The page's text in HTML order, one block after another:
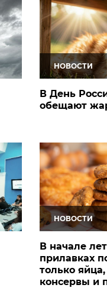
НОВОСТИ
В День
обещают
НОВОСТИ
В начале
прилавках
только
консервы и